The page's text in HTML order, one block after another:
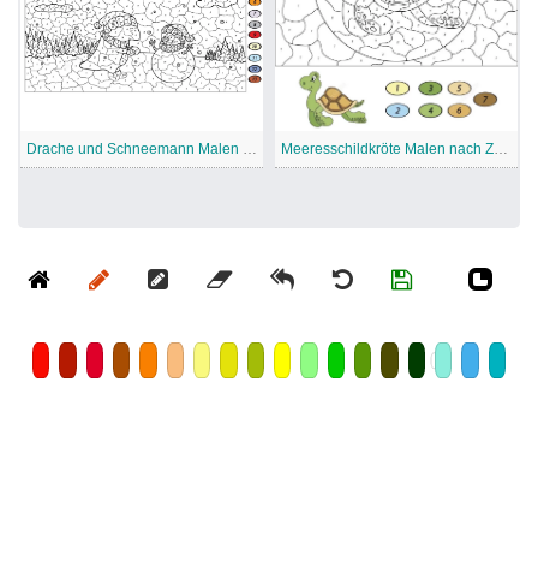
Drache und Schneemann Malen nach Zahlen Meeresschildkröte Malen nach Zahlen